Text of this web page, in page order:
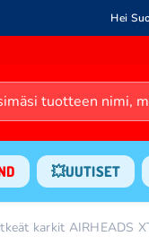
Hei
💥UUTISET
karkit AIRHEADS